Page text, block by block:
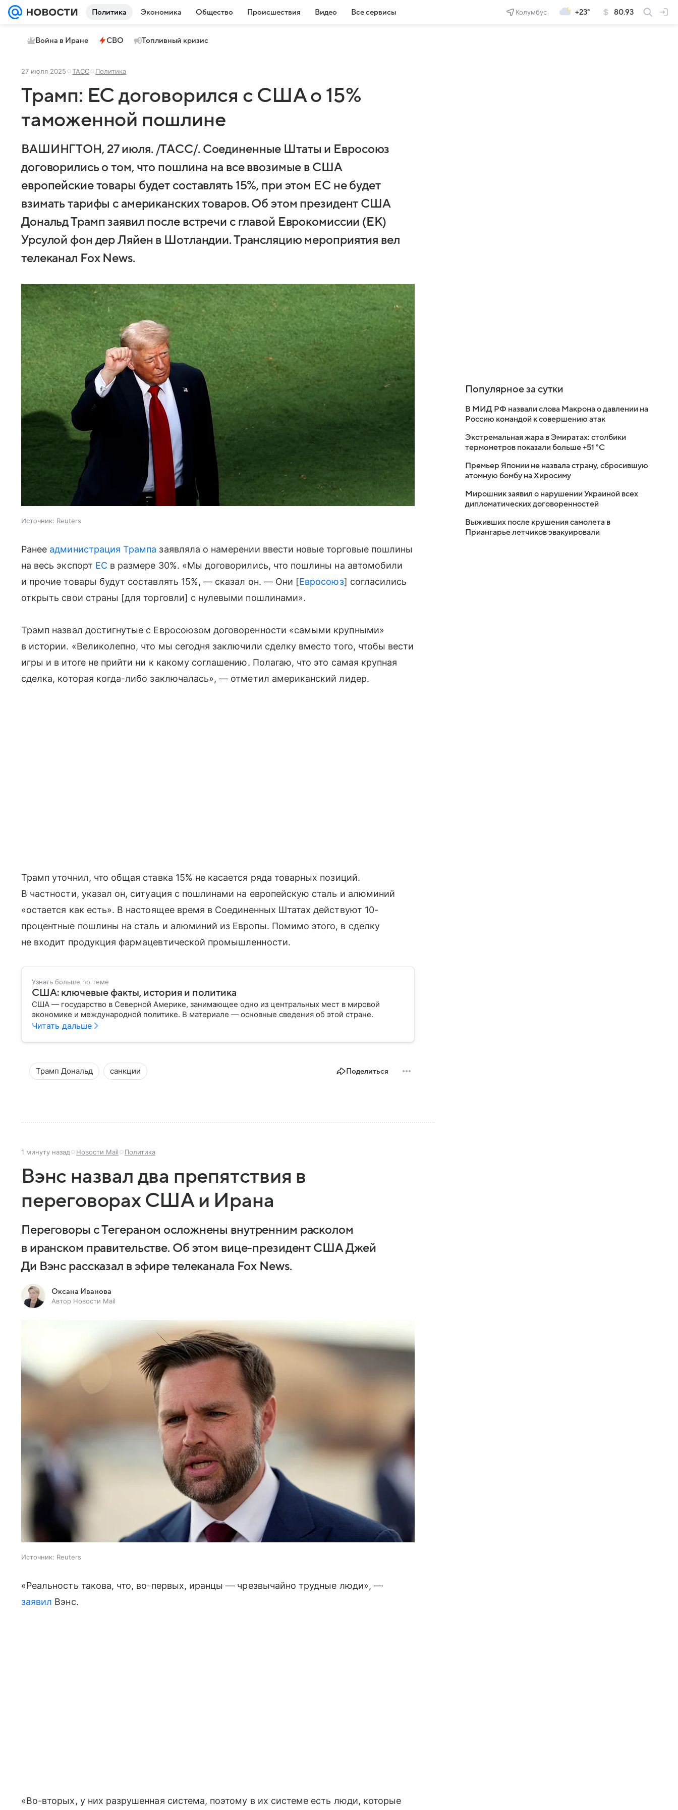
Политика Экономика Общество Происшествия Видео Все сервисы Колумбус +23° 80.93
Война в Иране СВО Топливный кризис
27 июля 2025 ТАСС Политика
Трамп: ЕС договорился с США о 15%
таможенной пошлине
ВАШИНГТОН, 27 июля. /ТАСС/. Соединенные Штаты и Евросоюз
договорились о том, что пошлина на все ввозимые в США
европейские товары будет составлять 15%, при этом ЕС не будет
взимать тарифы с американских товаров. Об этом президент США
Дональд Трамп заявил после встречи с главой Еврокомиссии (ЕК)
Урсулой фон дер Ляйен в Шотландии. Трансляцию мероприятия вел
телеканал Fox News.
Источник: Reuters
Ранее администрация Трампа заявляла о намерении ввести новые торговые пошлины
на весь экспорт ЕС в размере 30%. «Мы договорились, что пошлины на автомобили
и прочие товары будут составлять 15%, — сказал он. — Они [Евросоюз] согласились
открыть свои страны [для торговли] с нулевыми пошлинами».
Трамп назвал достигнутые с Евросоюзом договоренности «самыми крупными»
в истории. «Великолепно, что мы сегодня заключили сделку вместо того, чтобы вести
игры и в итоге не прийти ни к какому соглашению. Полагаю, что это самая крупная
сделка, которая когда-либо заключалась», — отметил американский лидер.
Трамп уточнил, что общая ставка 15% не касается ряда товарных позиций.
В частности, указал он, ситуация с пошлинами на европейскую сталь и алюминий
«остается как есть». В настоящее время в Соединенных Штатах действуют 10-
процентные пошлины на сталь и алюминий из Европы. Помимо этого, в сделку
не входит продукция фармацевтической промышленности.
Узнать больше по теме
США: ключевые факты, история и политика
США — государство в Северной Америке, занимающее одно из центральных мест в мировой
экономике и международной политике. В материале — основные сведения об этой стране.
Читать дальше
Трамп Дональд санкции Поделиться
1 минуту назад Новости Mail Политика
Вэнс назвал два препятствия в
переговорах США и Ирана
Переговоры с Тегераном осложнены внутренним расколом
в иранском правительстве. Об этом вице-президент США Джей
Ди Вэнс рассказал в эфире телеканала Fox News.
Оксана Иванова
Автор Новости Mail
Источник: Reuters
«Реальность такова, что, во-первых, иранцы — чрезвычайно трудные люди», —
заявил Вэнс.
«Во-вторых, у них разрушенная система, поэтому в их системе есть люди, которые
Популярное за сутки
В МИД РФ назвали слова Макрона о давлении на
Россию командой к совершению атак
Экстремальная жара в Эмиратах: столбики
термометров показали больше +51 °C
Премьер Японии не назвала страну, сбросившую
атомную бомбу на Хиросиму
Мирошник заявил о нарушении Украиной всех
дипломатических договоренностей
Выживших после крушения самолета в
Приангарье летчиков эвакуировали